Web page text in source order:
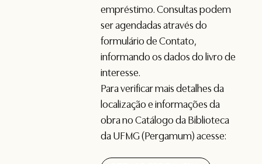
empréstimo. Consultas podem
ser agendadas através do
formulário deContato,
informando os dados do livro de
interesse.
Para verificar mais detalhes da
localização e informações da
obra no Catálogo da Biblioteca
da UFMG (Pergamum) acesse: